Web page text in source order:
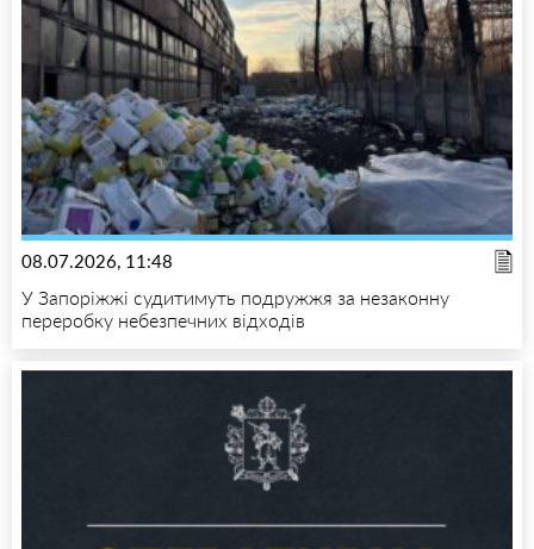
08.07.2026, 11:48
У Запоріжжі судитимуть подружжя за незаконну
переробку небезпечних відходів